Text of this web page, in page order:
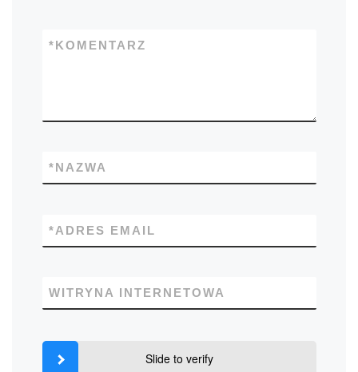
KOMENTARZ
*
NAZWA
*
ADRES EMAIL
*
WITRYNA INTERNETOWA
Slide to verify